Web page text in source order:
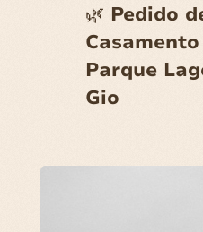
🌿 Pedido
Parque
Gio